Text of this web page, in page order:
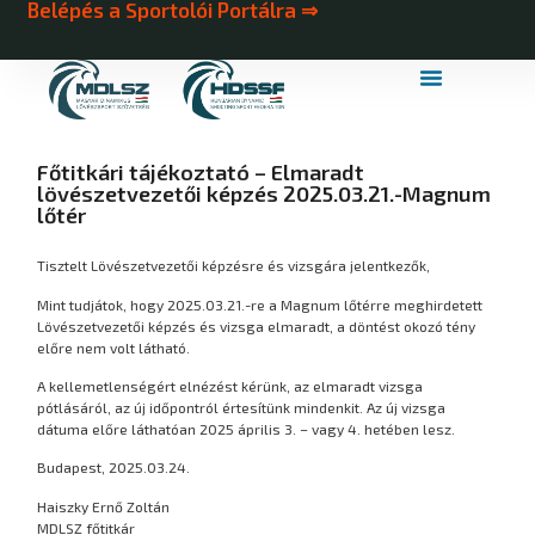
Belépés a Sportolói Portálra ⇒
Főtitkári tájékoztató – Elmaradt
lövészetvezetői képzés 2025.03.21.-Magnum
lőtér
Tisztelt Lövészetvezetői képzésre és vizsgára jelentkezők,
Mint tudjátok, hogy 2025.03.21.-re a Magnum lőtérre meghirdetett
Lövészetvezetői képzés és vizsga elmaradt, a döntést okozó tény
előre nem volt látható.
A kellemetlenségért elnézést kérünk, az elmaradt vizsga
pótlásáról, az új időpontról értesítünk mindenkit. Az új vizsga
dátuma előre láthatóan 2025 április 3. – vagy 4. hetében lesz.
Budapest, 2025.03.24.
Haiszky Ernő Zoltán
MDLSZ főtitkár